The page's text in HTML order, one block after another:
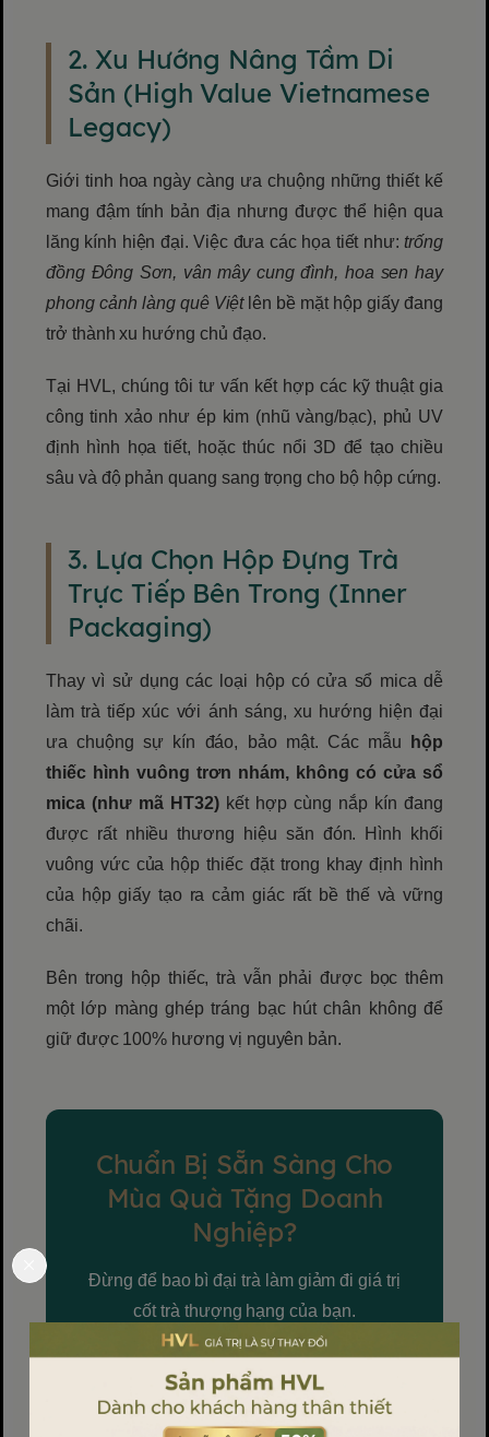
2. Xu Hướng Nâng Tầm Di
Sản (High Value Vietnamese
Legacy)
Giới tinh hoa ngày càng ưa chuộng những thiết kế
mang đậm tính bản địa nhưng được thể hiện qua
lăng kính hiện đại. Việc đưa các họa tiết như:trống
đồng Đông Sơn, vân mây cung đình, hoa sen hay
phong cảnh làng quê Việtlên bề mặt hộp giấy đang
trở thành xu hướng chủ đạo.
Tại HVL, chúng tôi tư vấn kết hợp các kỹ thuật gia
công tinh xảo như ép kim (nhũ vàng/bạc), phủ UV
định hình họa tiết, hoặc thúc nổi 3D để tạo chiều
sâu và độ phản quang sang trọng cho bộ hộp cứng.
3. Lựa Chọn Hộp Đựng Trà
Trực Tiếp Bên Trong (Inner
Packaging)
Thay vì sử dụng các loại hộp có cửa sổ mica dễ
làm trà tiếp xúc với ánh sáng, xu hướng hiện đại
ưa chuộng sự kín đáo, bảo mật. Các mẫu
hộp
thiếc hình vuông trơn nhám, không có cửa sổ
mica (như mã HT32)kết hợp cùng nắp kín đang
được rất nhiều thương hiệu săn đón. Hình khối
vuông vức của hộp thiếc đặt trong khay định hình
của hộp giấy tạo ra cảm giác rất bề thế và vững
chãi.
Bên trong hộp thiếc, trà vẫn phải được bọc thêm
một lớp màng ghép tráng bạc hút chân không để
giữ được 100% hương vị nguyên bản.
Chuẩn Bị Sẵn Sàng Cho
Mùa Quà Tặng Doanh
Nghiệp?
Đừng để bao bì đại trà làm giảm đi giá trị
cốt trà thượng hạng của bạn.
Liên hệ ngay vớiHVL Việt Nam để được
tư vấn thiết kế, cung cấp hộp thiếc và sản
xuất hộp trà biếu tặng cao cấp, đồng bộ